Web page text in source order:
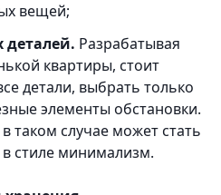
вещей;
деталей. Разрабатывая
квартиры, стоит
детали, выбрать только
элементы обстановки.
случае может стать
стиле минимализм.